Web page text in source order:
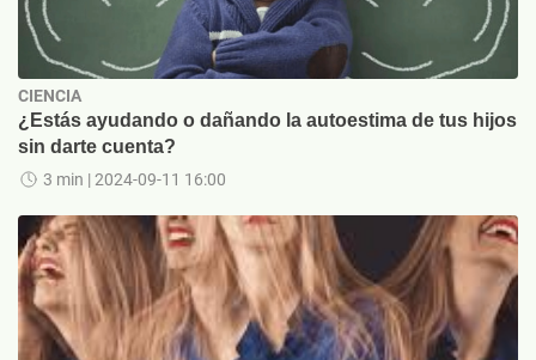
CIENCIA
¿Estás ayudando o dañando la autoestima de tus hijos
sin darte cuenta?
3 min | 2024-09-11 16:00